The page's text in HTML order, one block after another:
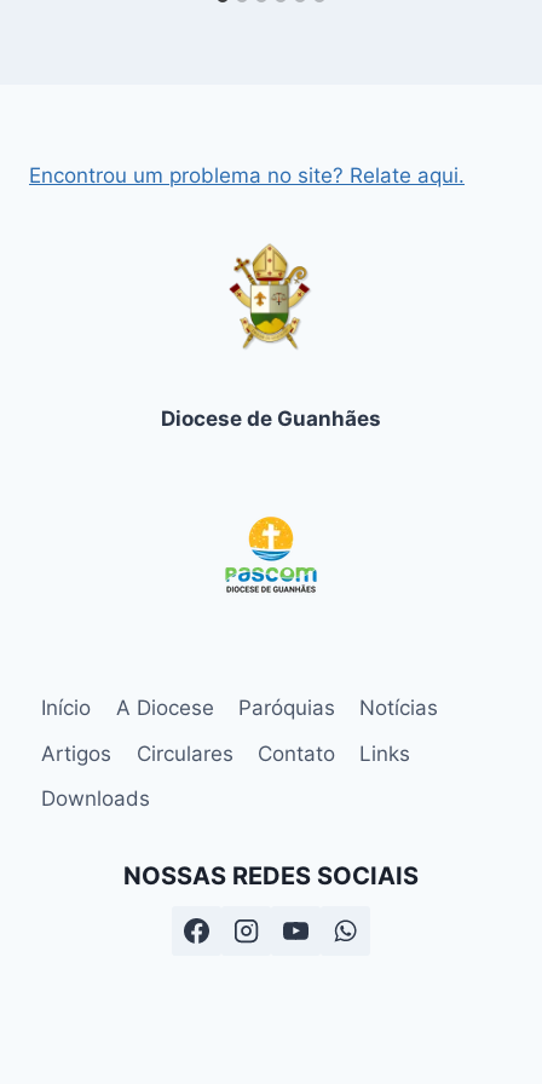
Encontrou um problema no site? Relate aqui.
Diocese de Guanhães
Início A Diocese Paróquias
Notícias
Artigos
Circulares Contato
Links
Downloads
NOSSAS REDES SOCIAIS